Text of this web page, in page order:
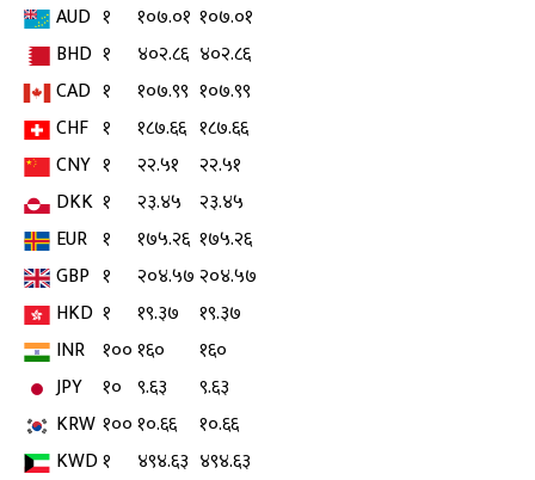
AUD १ १०७.०१ १०७.०१
BHD १ ४०२.८६ ४०२.८६
CAD १ १०७.९९ १०७.९९
CHF १ १८७.६६ १८७.६६
CNY १ २२.५१
२२.५१
DKK १ २३.४५
२३.४५
EUR १ १७५.२६ १७५.२६
GBP १ २०४.५७ २०४.५७
HKD १ १९.३७
१९.३७
INR १००१६०
१६०
JPY
१० ९.६३
९.६३
KRW १००१०.६६
१०.६६
KWD१ ४९४.६३ ४९४.६३